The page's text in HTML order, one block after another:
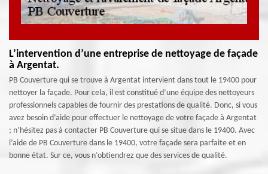
L’intervention d’une entreprise de nettoyage de façade
à Argentat.
PB Couverture qui se trouve à Argentat intervient dans tout le 19400 pour
nettoyer la façade. Pour cela, il est constitué d’une équipe des nettoyeurs
professionnels capables de fournir des prestations de qualité. Donc, si vous
avez besoin d’aide pour effectuer le nettoyage de votre façade à Argentat
; n’hésitez pas à contacter PB Couverture qui se situe dans le 19400. Avec
l’aide de PB Couverture dans le 19400, votre façade sera parfaite et en
bonne état. Sur ce, vous n’obtiendrez que des services de qualité.